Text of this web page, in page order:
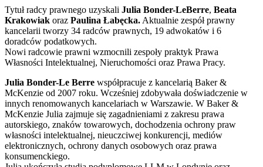
Tytuł radcy prawnego uzyskali Julia Bonder-LeBerre, Beata
Krakowiak oraz Paulina Łabęcka.Aktualnie zespół prawny
kancelarii tworzy 34 radców prawnych, 19 adwokatów i 6
doradców podatkowych.
Nowi radcowie prawni wzmocnili zespoły praktyk Prawa
Własności Intelektualnej, Nieruchomości oraz Prawa Pracy.
Julia Bonder-Le Berre współpracuje z kancelarią Baker &
McKenzie od 2007 roku. Wcześniej zdobywała doświadczenie w
innych renomowanych kancelariach w Warszawie. W Baker &
McKenzie Julia zajmuje się zagadnieniami z zakresu prawa
autorskiego, znaków towarowych, dochodzenia ochrony praw
własności intelektualnej, nieuczciwej konkurencji, mediów
elektronicznych, ochrony danych osobowych oraz prawa
konsumenckiego.